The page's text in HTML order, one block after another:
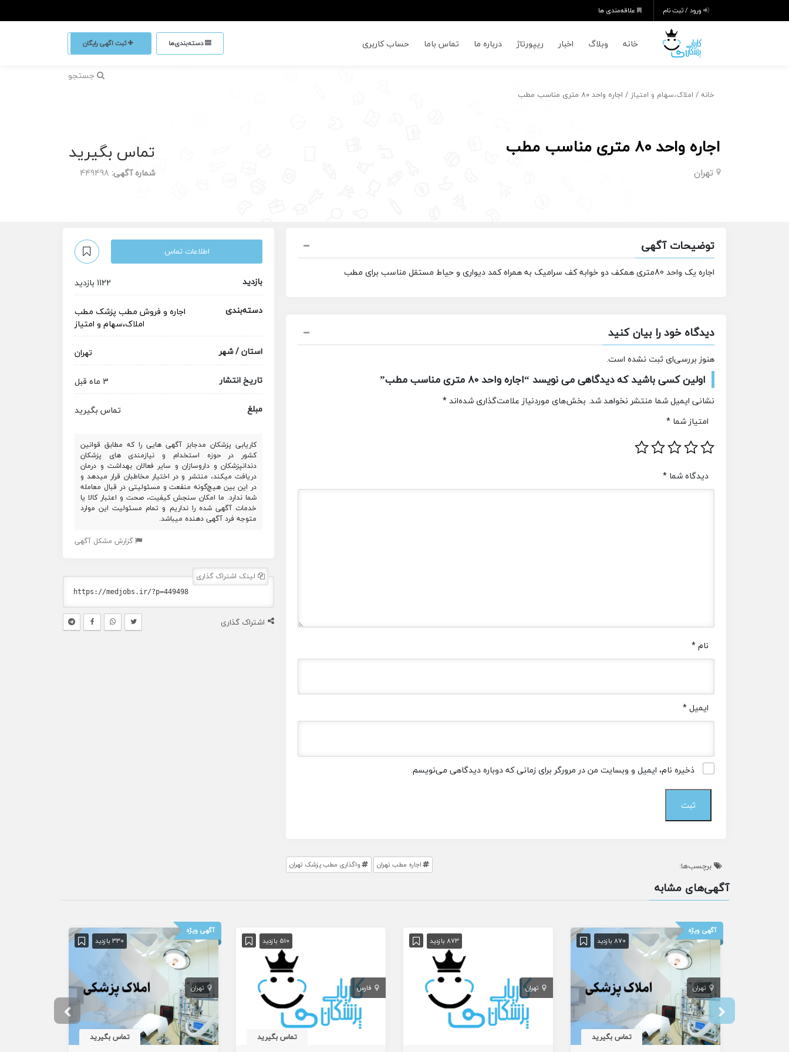
ورود / ثبت نام علاقه‌مندی ها
خانه وبلاگ اخبار ریپورتاژ درباره ما تماس باما حساب کاربری دسته‌بندی‌ها ثبت اگهی رایگان
جستجو
خانه / املاک،سهام و امتیاز / اجاره واحد ۸۰ متری مناسب مطب
اجاره واحد ۸۰ متری مناسب مطب
تهران
تماس بگیرید
شماره آگهی: 449498
توضیحات آگهی
اجاره یک واحد 80متری همکف دو خوابه کف سرامیک به همراه کمد دیواری و حیاط مستقل مناسب برای مطب
دیدگاه خود را بیان کنید
هنوز بررسی‌ای ثبت نشده است.
اولین کسی باشید که دیدگاهی می نویسد “اجاره واحد ۸۰ متری مناسب مطب”
نشانی ایمیل شما منتشر نخواهد شد. بخش‌های موردنیاز علامت‌گذاری شده‌اند*
امتیاز شما *
دیدگاه شما *
نام*
ایمیل*
ذخیره نام، ایمیل و وبسایت من در مرورگر برای زمانی که دوباره دیدگاهی می‌نویسم.
برچسب‌ها: اجاره مطب تهران واگذاری مطب پزشک تهران
اطلاعات تماس
بازدید
1122 بازدید
دسته‌بندی
اجاره و فروش مطب پزشک مطب
املاک،سهام و امتیاز
استان / شهر
تهران
تاریخ انتشار
3 ماه قبل
مبلغ
تماس بگیرید
کاریابی پزشکان مدجابز آگهی هایی را که مطابق قوانین
کشور در حوزه استخدام و نیازمندی های پزشکان
دندانپزشکان و داروسازان و سایر فعالان بهداشت و درمان
دریافت میکند، منتشر و در اختیار مخاطبان قرار میدهد و
در این بین هیچ‌گونه منفعت و مسئولیتی در قبال معامله
شما ندارد. ما امکان سنجش کیفیت، صحت و اعتبار کالا یا
خدمات آگهی شده را نداریم و تمام مسئولیت این موارد
متوجه فرد آگهی دهنده میباشد.
گزارش مشکل آگهی
لینک اشتراک گذاری
اشتراک گذاری
آگهی‌های مشابه
آگهی ویژه
870 بازدید
تهران
تماس بگیرید
873 بازدید
تهران
510 بازدید
فارس
تماس بگیرید
آگهی ویژه
330 بازدید
تهران
تماس بگیرید